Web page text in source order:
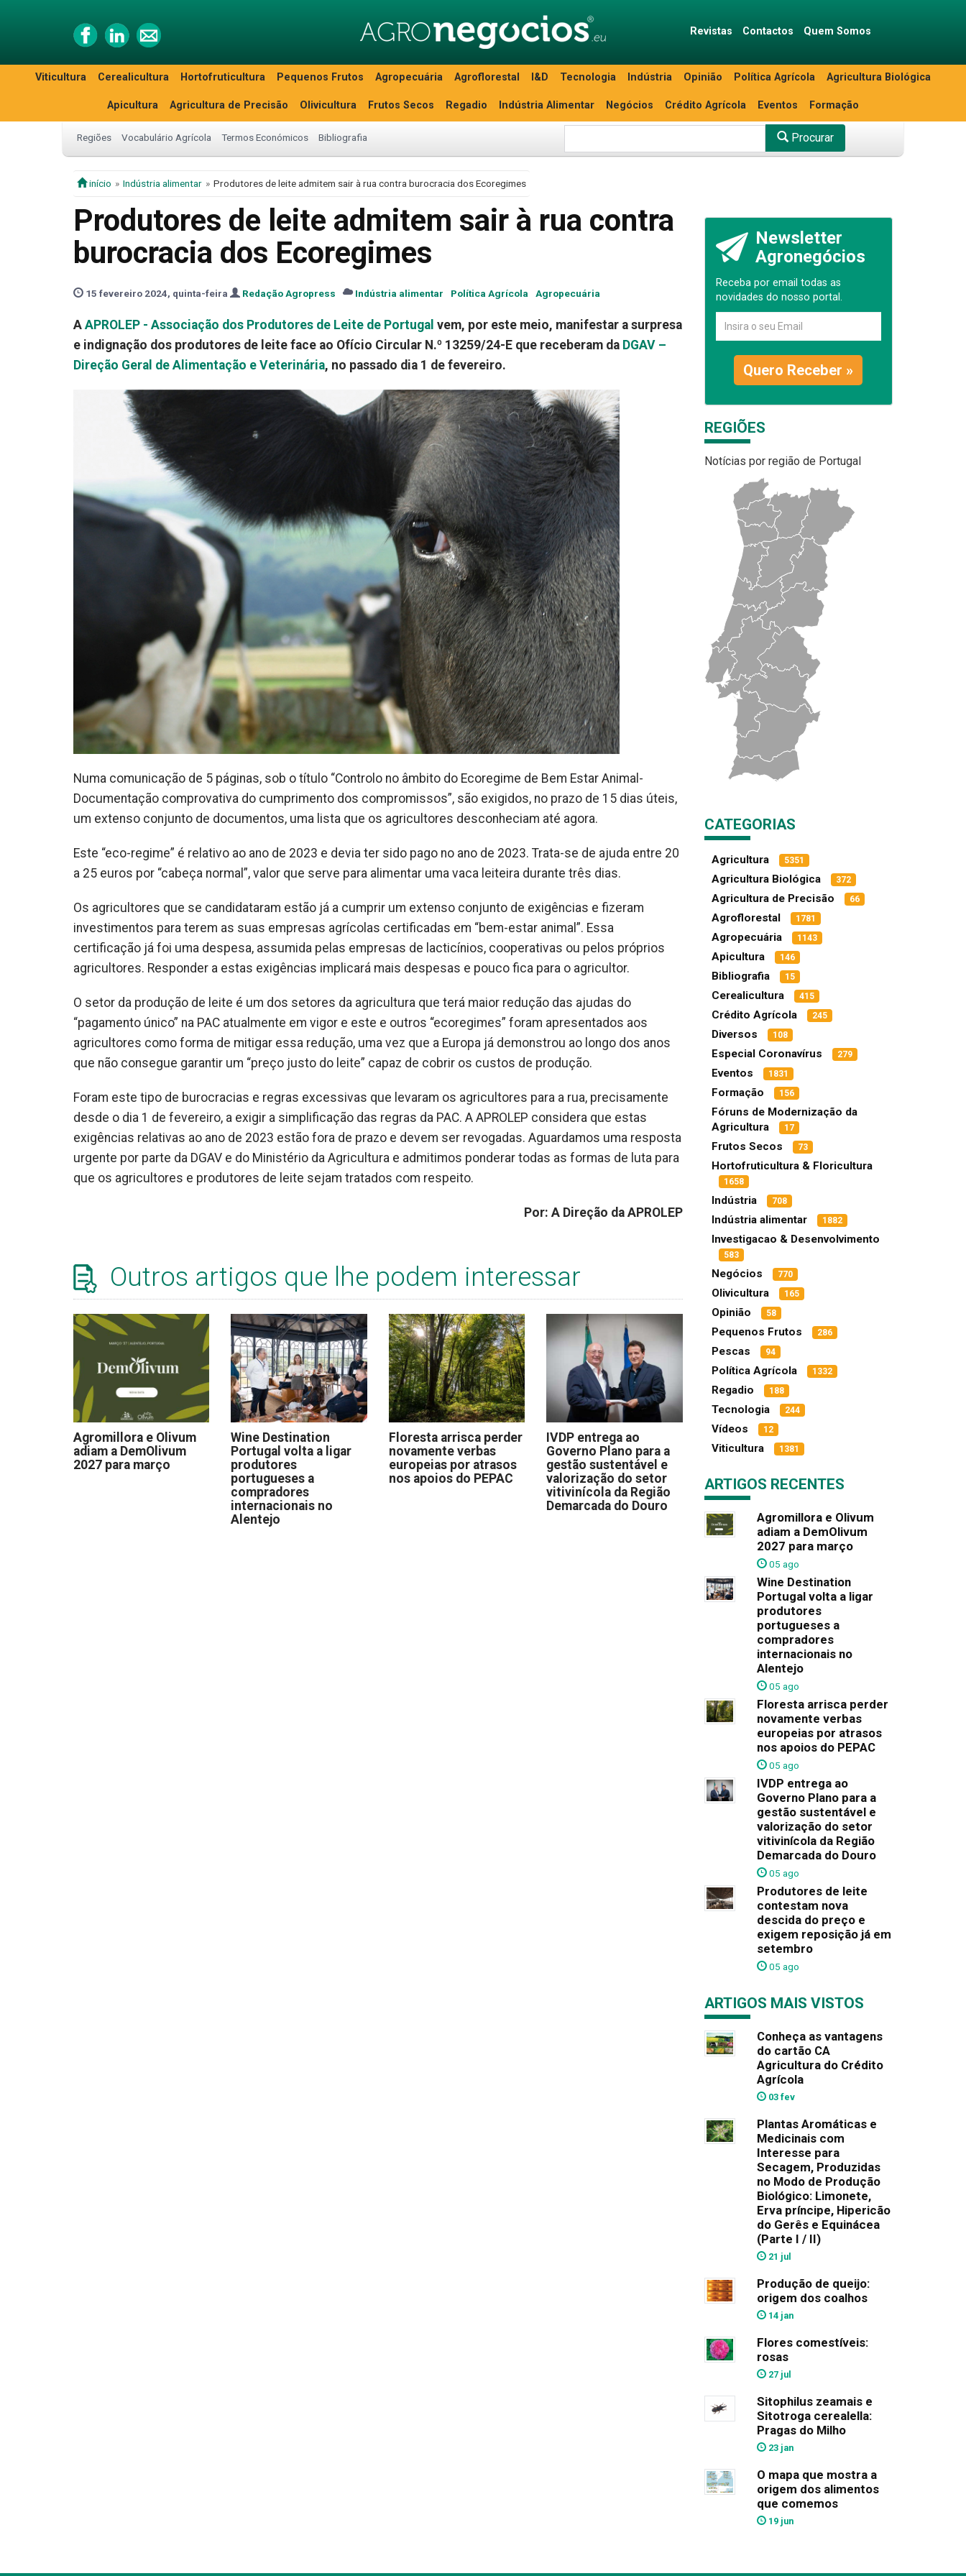
Revistas Contactos Quem Somos
Viticultura Cerealicultura Hortofruticultura Pequenos Frutos Agropecuária Agroflorestal I&D Tecnologia Indústria Opinião Política Agrícola Agricultura Biológica
Apicultura Agricultura de Precisão Olivicultura Frutos Secos Regadio Indústria Alimentar Negócios Crédito Agrícola Eventos Formação
Regiões Vocabulário Agrícola Termos Económicos Bibliografia Procurar
início Indústria alimentar Produtores de leite admitem sair à rua contra burocracia dos Ecoregimes
Produtores de leite admitem sair à rua contra
burocracia dos Ecoregimes
15 fevereiro 2024, quinta-feira Redação Agropress Indústria alimentar Política Agrícola Agropecuária
A APROLEP - Associação dos Produtores de Leite de Portugal vem, por este meio, manifestar a surpresa
e indignação dos produtores de leite face ao Ofício Circular N.º 13259/24-E que receberam da DGAV –
Direção Geral de Alimentação e Veterinária, no passado dia 1 de fevereiro.
Numa comunicação de 5 páginas, sob o título “Controlo no âmbito do Ecoregime de Bem Estar Animal-
Documentação comprovativa do cumprimento dos compromissos”, são exigidos, no prazo de 15 dias úteis,
um extenso conjunto de documentos, uma lista que os agricultores desconheciam até agora.
Este “eco-regime” é relativo ao ano de 2023 e devia ter sido pago no ano de 2023. Trata-se de ajuda entre 20
a 25 euros por “cabeça normal”, valor que serve para alimentar uma vaca leiteira durante três dias.
Os agricultores que se candidataram estão já a cumprir um extenso conjunto de exigências e fizeram
investimentos para terem as suas empresas agrícolas certificadas em “bem-estar animal”. Essa
certificação já foi uma despesa, assumida pelas empresas de lacticínios, cooperativas ou pelos próprios
agricultores. Responder a estas exigências implicará mais despesas e pouco fica para o agricultor.
O setor da produção de leite é um dos setores da agricultura que terá maior redução das ajudas do
“pagamento único” na PAC atualmente em vigor e este e outros “ecoregimes” foram apresentados aos
agricultores como forma de mitigar essa redução, uma vez que a Europa já demonstrou ao longo dos anos
que não consegue garantir um “preço justo do leite” capaz de cobrir os custos de produção.
Foram este tipo de burocracias e regras excessivas que levaram os agricultores para a rua, precisamente
desde o dia 1 de fevereiro, a exigir a simplificação das regras da PAC. A APROLEP considera que estas
exigências relativas ao ano de 2023 estão fora de prazo e devem ser revogadas. Aguardamos uma resposta
urgente por parte da DGAV e do Ministério da Agricultura e admitimos ponderar todas as formas de luta para
que os agricultores e produtores de leite sejam tratados com respeito.
Por: A Direção da APROLEP
Outros artigos que lhe podem interessar
Agromillora e Olivum
adiam a DemOlivum
2027 para março
Wine Destination
Portugal volta a ligar
produtores
portugueses a
compradores
internacionais no
Alentejo
Floresta arrisca perder
novamente verbas
europeias por atrasos
nos apoios do PEPAC
IVDP entrega ao
Governo Plano para a
gestão sustentável e
valorização do setor
vitivinícola da Região
Demarcada do Douro
Newsletter
Agronegócios
Receba por email todas as
novidades do nosso portal.
Quero Receber »
REGIÕES
Notícias por região de Portugal
CATEGORIAS
Agricultura 5351
Agricultura Biológica 372
Agricultura de Precisão 66
Agroflorestal 1781
Agropecuária 1143
Apicultura 146
Bibliografia 15
Cerealicultura 415
Crédito Agrícola 245
Diversos 108
Especial Coronavírus 279
Eventos 1831
Formação 156
Fóruns de Modernização da
Agricultura
17
Frutos Secos 73
Hortofruticultura & Floricultura
1658
Indústria 708
Indústria alimentar 1882
Investigacao & Desenvolvimento
583
Negócios 770
Olivicultura 165
Opinião 58
Pequenos Frutos 286
Pescas 94
Política Agrícola 1332
Regadio 188
Tecnologia 244
Vídeos 12
Viticultura 1381
ARTIGOS RECENTES
Agromillora e Olivum
adiam a DemOlivum
2027 para março
05 ago
Wine Destination
Portugal volta a ligar
produtores
portugueses a
compradores
internacionais no
Alentejo
05 ago
Floresta arrisca perder
novamente verbas
europeias por atrasos
nos apoios do PEPAC
05 ago
IVDP entrega ao
Governo Plano para a
gestão sustentável e
valorização do setor
vitivinícola da Região
Demarcada do Douro
05 ago
Produtores de leite
contestam nova
descida do preço e
exigem reposição já em
setembro
05 ago
ARTIGOS MAIS VISTOS
Conheça as vantagens
do cartão CA
Agricultura do Crédito
Agrícola
03 fev
Plantas Aromáticas e
Medicinais com
Interesse para
Secagem, Produzidas
no Modo de Produção
Biológico: Limonete,
Erva príncipe, Hipericão
do Gerês e Equinácea
(Parte I / II)
21 jul
Produção de queijo:
origem dos coalhos
14 jan
Flores comestíveis:
rosas
27 jul
Sitophilus zeamais e
Sitotroga cerealella:
Pragas do Milho
23 jan
O mapa que mostra a
origem dos alimentos
que comemos
19 jun